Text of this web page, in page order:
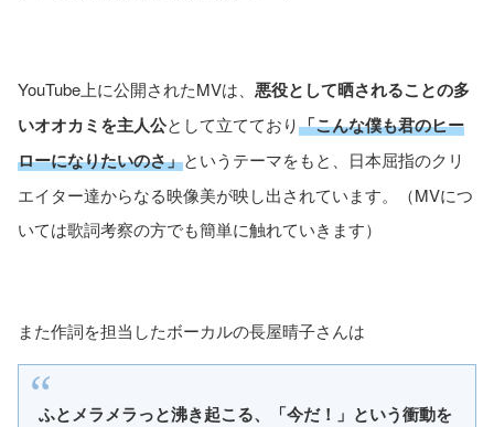
YouTube上に公開されたMVは、 悪役として晒されることの多
いオオカミを主人公として立てており「こんな僕も君のヒー
ローになりたいのさ」というテーマをもと、日本屈指のクリ
エイター達からなる映像美が映し出されています。（MVにつ
いては歌詞考察の方でも簡単に触れていきます）
また作詞を担当したボーカルの長屋晴子さんは
ふとメラメラっと沸き起こる、「今だ！」という衝動を